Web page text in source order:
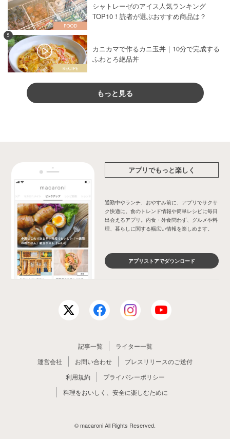
シャトレーゼのアイス人気ランキング
TOP10！読者が選ぶおすすめ商品は？
5
カニカマで作るカニ玉丼｜10分で完成する
ふわとろ絶品丼
もっと見る
アプリでもっと楽しく
通勤中やランチ、おやすみ前に、アプリでサクサ
ク快適に。食のトレンド情報や簡単レシピに毎日
出会えるアプリ。内食・外食問わず、グルメや料
理、暮らしに関する幅広い情報を楽しめます。
アプリストアでダウンロード
記事一覧
ライター一覧
運営会社
お問い合わせ
プレスリリースのご送付
利用規約
プライバシーポリシー
料理をおいしく、安全に楽しむために
© macaroni All Rights Reserved.